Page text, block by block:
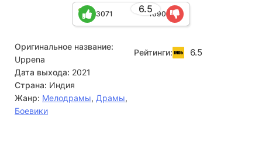
6.5
3071 1690
Оригинальное название:
Uppena
Дата выхода: 2021
Страна: Индия
Жанр: Мелодрамы, Драмы,
Боевики
Рейтинги: 6.5